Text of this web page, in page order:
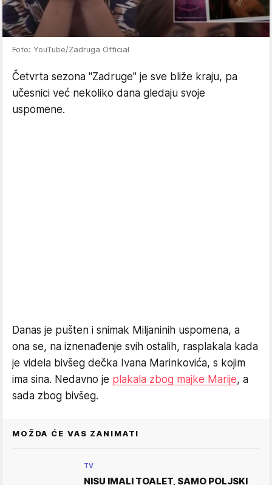
Foto: YouTube/Zadruga Official
Četvrta sezona "Zadruge" je sve bliže kraju, pa
učesnici već nekoliko dana gledaju svoje
uspomene.
Danas je pušten i snimak Miljaninih uspomena, a
ona se, na iznenađenje svih ostalih, rasplakala kada
je videla bivšeg dečka Ivana Marinkovića, s kojim
ima sina. Nedavno je plakala zbog majke Marije, a
sada zbog bivšeg.
MOŽDA ĆE VAS ZANIMATI
TV
NISU IMALI TOALET, SAMO POLJSKI